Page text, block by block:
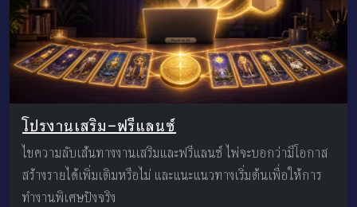
โปรงานเสริม–ฟรีแลนซ์
ไขความลับเส้นทางงานเสริมและฟรีแลนซ์ ไพ่จะบอกว่ามีโอกาส
สร้างรายได้เพิ่มเติมหรือไม่ และแนะแนวทางเริ่มต้นเพื่อให้การ
ทำงานพิเศษปังจริง